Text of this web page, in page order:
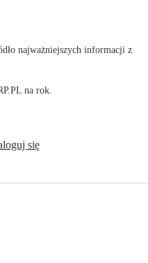
najważniejszych informacji z
na rok.
się